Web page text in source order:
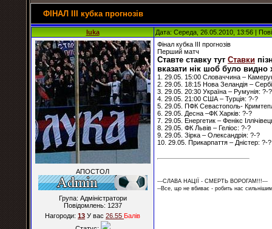
ФІНАЛ ІІІ кубка прогнозів
luka Дата: Середа, 26.05.2010, 13:56 |
АПОСТОЛ
Група: Адміністратори
Повідомлень: 1237
Нагороди: 13 У вас 26.55 Балiв
Фінал кубка ІІІ прогнозів
Перший матч
Ставте ставку тут Ставки
вказати нік шоб було
1. 29.05. 15:00 Словаччина –
2. 29.05. 18:15 Нова Зеландія –
3. 29.05. 20:30 Україна – Румунія: ?-?
4. 29.05. 21:00 США – Турція: ?-?
5. 29.05. ПФК Севастополь-
6. 29.05. Десна –ФК Харків: ?-?
7. 29.05. Енергетик – Фенікс
8. 29.05. ФК Львів – Геліос: ?-?
9. 29.05. Зірка – Олександрія: ?-?
10. 29.05. Прикарпаття – Дністер: ?-?
---СЛАВА НАЦІЇ - СМЕРТЬ ВОРОГАМ!!!---
--Все, що не вбиває - робить нас